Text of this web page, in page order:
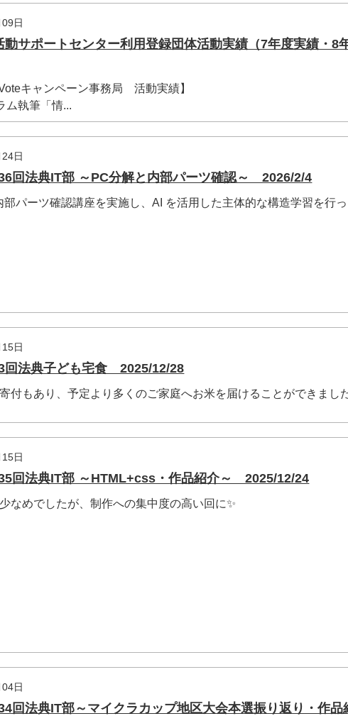
日
動サポートセンター利用登録団体活動実績（7年度実績・8
キャンペーン事務局 活動実績】
執筆「情...
日
36回法典IT部 ～PC分解と内部パーツ確認～ 2026/2/4
パーツ確認講座を実施し、AI を活用した主体的な構造学習を行
日
3回法典子ども宅食 2025/12/28
付もあり、予定より多くのご家庭へお米を届けることができまし
日
35回法典IT部 ～HTML+css・作品紹介～ 2025/12/24
なめでしたが、制作への集中度の高い回に✨
日
回法典IT部～マイクラカップ地区大会本選振り返り・作品